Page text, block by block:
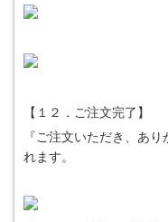
【１２．ご注文完了】
『ご注文いただき、あ
れます。